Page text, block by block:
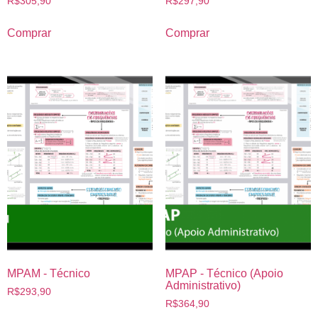
Comprar Comprar
MPAM - Técnico
R$293,90
MPAP - Técnico (Apoio
Administrativo)
R$364,90